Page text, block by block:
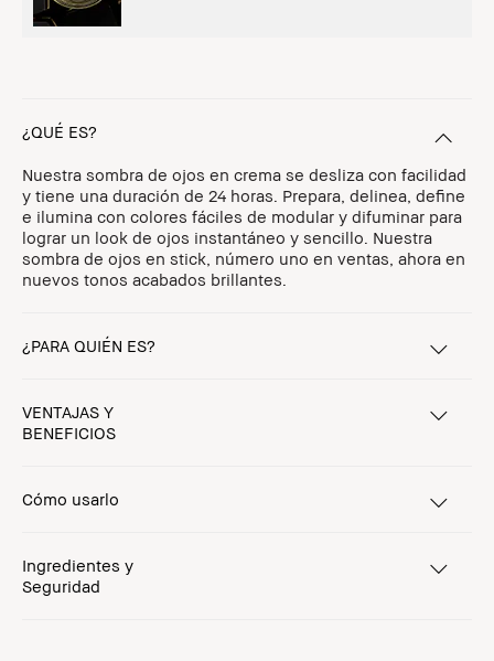
¿QUÉ ES?
Nuestra sombra de ojos en crema se desliza con facilidad
y tiene una duración de 24 horas. Prepara, delinea, define
e ilumina con colores fáciles de modular y difuminar para
lograr un look de ojos instantáneo y sencillo. Nuestra
sombra de ojos en stick, número uno en ventas, ahora en
nuevos tonos acabados brillantes.
¿PARA QUIÉN ES?
VENTAJAS Y
BENEFICIOS
Cómo usarlo
Ingredientes y
Seguridad